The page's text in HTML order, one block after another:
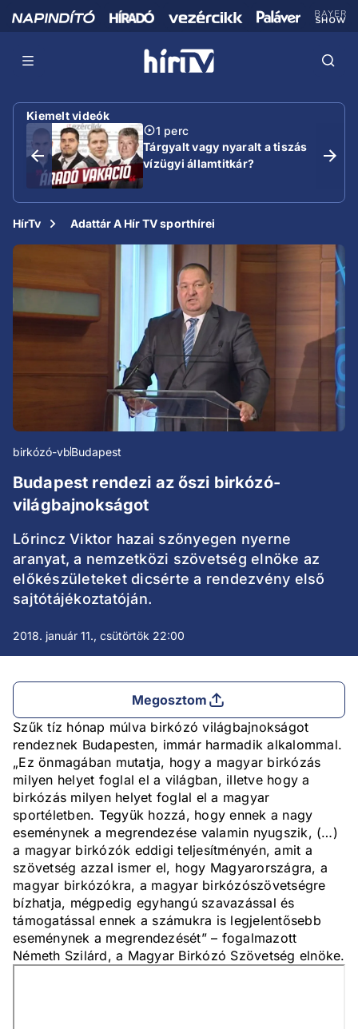
Kiemelt videók
1 perc
Tárgyalt vagy nyaralt a tiszás
vízügyi államtitkár?
HírTv Adattár A Hír TV sporthírei
birkózó-vbBudapest
Budapest rendezi az őszi birkózó-
világbajnokságot
Lőrincz Viktor hazai szőnyegen nyerne
aranyat, a nemzetközi szövetség elnöke az
előkészületeket dicsérte a rendezvény első
sajtótájékoztatóján.
2018. január 11., csütörtök 22:00
Megosztom
Szűk tíz hónap múlva birkózó világbajnokságot
rendeznek Budapesten, immár harmadik alkalommal.
„Ez önmagában mutatja, hogy a magyar birkózás
milyen helyet foglal el a világban, illetve hogy a
birkózás milyen helyet foglal el a magyar
sportéletben. Tegyük hozzá, hogy ennek a nagy
eseménynek a megrendezése valamin nyugszik, (…)
a magyar birkózók eddigi teljesítményén, amit a
szövetség azzal ismer el, hogy Magyarországra, a
magyar birkózókra, a magyar birkózószövetségre
bízhatja, mégpedig egyhangú szavazással és
támogatással ennek a számukra is legjelentősebb
eseménynek a megrendezését” – fogalmazott
Németh Szilárd, a Magyar Birkózó Szövetség elnöke.